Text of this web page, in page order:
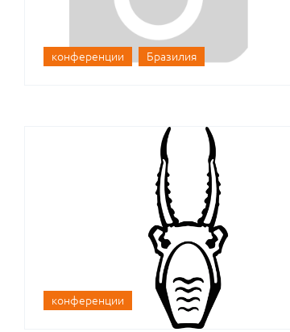
конференции Бразилия
конференции